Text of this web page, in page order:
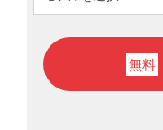
無料